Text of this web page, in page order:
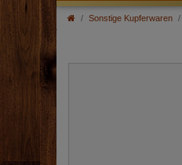
Sonstige Kupferwaren